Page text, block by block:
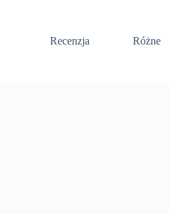
Recenzja Różne